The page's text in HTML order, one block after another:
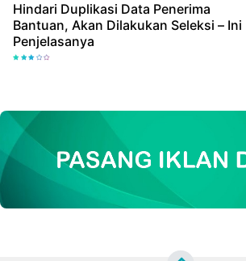
Hindari Duplikasi Data Penerima
Bantuan, Akan Dilakukan Seleksi – Ini
Penjelasanya